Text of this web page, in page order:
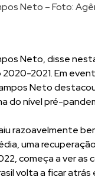
Neto – Foto:
Neto, disse
2020-2021. Em
Neto
do nível pré-
razoavelmente
uma
começa a ver as
volta a ficar